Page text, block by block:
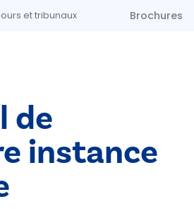
et tribunaux Brochures
de
instance